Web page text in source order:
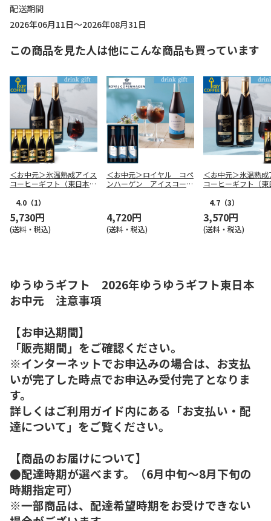
配送期間
2026年06月11日～2026年08月31日
この商品を見た人は他にこんな商品も買っています
＜お中元＞氷温熟成アイス
コーヒーギフト（東日本
4.0 （1）
5,730円
(送料・税込)
＜お中元＞ロイヤル コペ
ンハーゲン アイスコーヒ
4,720円
(送料・税込)
＜お中元＞氷温熟成
コーヒーギフト（東
4.7 （3）
3,570円
(送料・税込)
ゆうゆうギフト 2026年ゆうゆうギフト東日本
お中元 注意事項
【お申込期間】
「販売期間」をご確認ください。
※インターネットでお申込みの場合は、お支払
いが完了した時点でお申込み受付完了となりま
す。
詳しくはご利用ガイド内にある「お支払い・配
達について」をご覧ください。
【商品のお届けについて】
●配達時期が選べます。（6月中旬～8月下旬の
時期指定可）
※一部商品は、配達希望時期をお受けできない